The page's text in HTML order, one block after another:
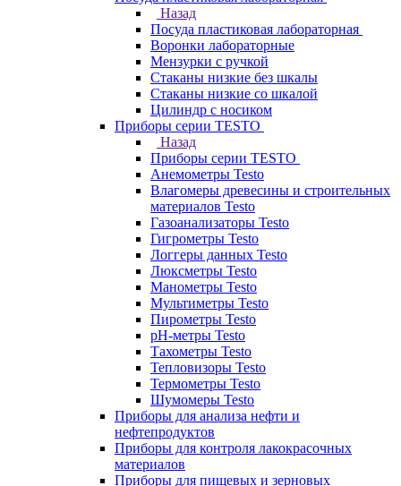
Назад
Посуда пластиковая лабораторная
Воронки лабораторные
Мензурки с ручкой
Стаканы низкие без шкалы
Стаканы низкие со шкалой
Цилиндр с носиком
Приборы серии TESTO
Назад
Приборы серии TESTO
Анемометры Testo
Влагомеры древесины и строительных
материалов Testo
Газоанализаторы Testo
Гигрометры Testo
Логгеры данных Testo
Люксметры Testo
Манометры Testo
Мультиметры Testo
Пирометры Testo
pH-метры Testo
Тахометры Testo
Тепловизоры Testo
Термометры Testo
Шумомеры Testo
Приборы для анализа нефти и
нефтепродуктов
Приборы для контроля лакокрасочных
материалов
Приборы для пищевых и зерновых